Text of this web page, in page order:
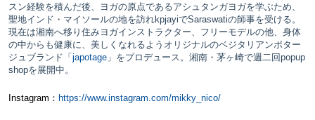
スン経験を積んだ後、ヨガの原点であるアシュタンガヨガを学ぶため、
聖地インド・マイソールの地を訪れkpjayiでSaraswatiの師事を受ける。
現在は湘南へ移り住みヨガインストラクター、フリーモデルの他、身体
の中からも健康に、美しくなれるようオリジナルのベジタリアンポター
ジュブランド「japotage」をプロデュース。湘南・茅ヶ崎で週二回popup
shopを展開中。
Instagram： https://www.instagram.com/mikky_nico/